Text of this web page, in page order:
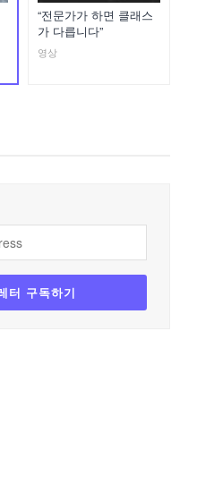
“전문가가 하면 클래스
가 다릅니다”
영상